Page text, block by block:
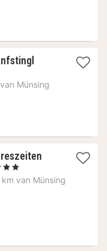
1
vanaf
133,13
Münsing
km van Münsing